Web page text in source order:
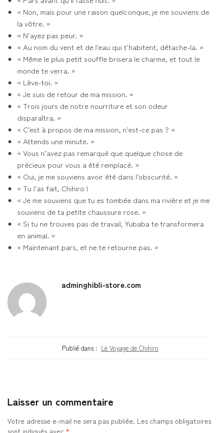
« Non, mais pour une raison quelconque, je me souviens de
la vôtre. »
« N’ayez pas peur. »
« Au nom du vent et de l’eau qui t’habitent, détache-la. »
« Même le plus petit souffle brisera le charme, et tout le
monde te verra. »
« Lève-toi. »
« Je suis de retour de ma mission. »
« Trois jours de notre nourriture et son odeur
disparaîtra. »
« C’est à propos de ma mission, n’est-ce pas ? »
« Attends une minute. »
« Vous n’avez pas remarqué que quelque chose de
précieux pour vous a été remplacé. »
« Oui, je me souviens avoir été dans l’obscurité. »
« Tu l’as fait, Chihiro !
« Je me souviens que tu es tombée dans ma rivière et je me
souviens de ta petite chaussure rose. »
« Si tu ne trouves pas de travail, Yubaba te transformera
en animal. »
« Maintenant pars, et ne te retourne pas. »
adminghibli-store.com
Publié dans : Le Voyage de Chihiro
Laisser un commentaire
Votre adresse e-mail ne sera pas publiée. Les champs obligatoires
sont indiqués avec *